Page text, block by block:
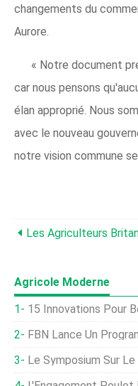
changements du
Aurore.
« Notre document
car nous pensons
élan approprié. Nous
avec le nouveau
notre vision commune
Agricole Moderne
15 Innovations Pour
FBN Lance Un
Le Symposium Sur Le Bien-